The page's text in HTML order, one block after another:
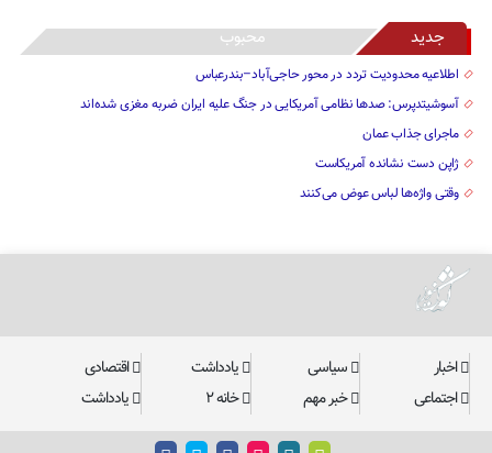
جدید محبوب
اطلاعیه محدودیت تردد در محور حاجی‌آباد–بندرعباس
آسوشیتدپرس: صدها نظامی آمریکایی در جنگ علیه ایران ضربه مغزی شده‌اند
ماجرای جذاب عمان
ژاپن دست نشانده آمریکاست
وقتی واژه‌ها لباس عوض می‌کنند
اخبار سیاسی یادداشت
اقتصادی
اجتماعی
خبر مهم خانه ۲ یادداشت